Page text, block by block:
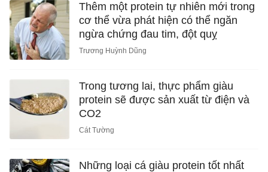
Thêm một protein tự nhiên mới trong
cơ thể vừa phát hiện có thể ngăn
ngừa chứng đau tim, đột quỵ
Trương Huỳnh Dũng
Trong tương lai, thực phẩm giàu
protein sẽ được sản xuất từ điện và
CO2
Cát Tường
Những loại cá giàu protein tốt nhất